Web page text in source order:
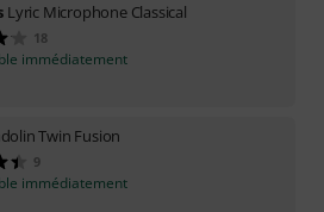
Lyric Microphone Classical
18
immédiatement
Twin Fusion
9
immédiatement